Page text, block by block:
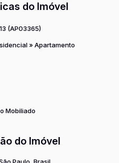
do Imóvel
(AP03365)
» Apartamento
Mobiliado
do Imóvel